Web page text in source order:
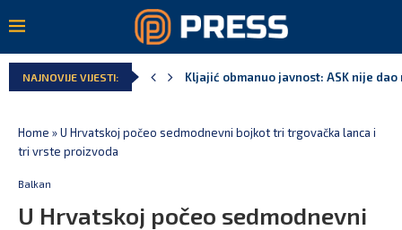
NAJNOVIJE VIJESTI: Kljajić obmanuo javnost: ASK nije
Home »U Hrvatskoj počeo sedmodnevni bojkot tri trgovačka lanca i
tri vrste proizvoda
Balkan
U Hrvatskoj počeo sedmodnevni